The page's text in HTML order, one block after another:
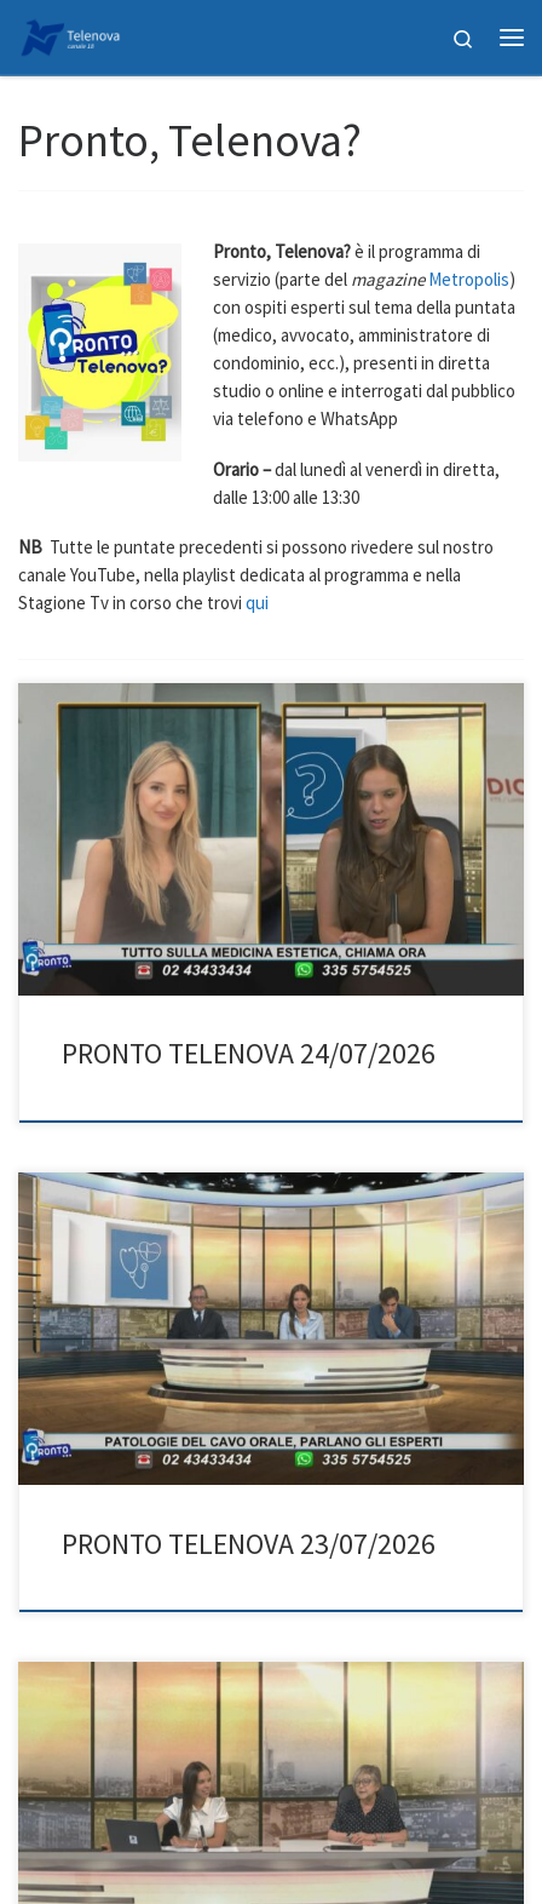
Passa al contenuto
Search
Pronto, Telenova?
Pronto, Telenova?è il programma di
servizio (parte del magazineMetropolis)
con ospiti esperti sul tema della puntata
(medico, avvocato, amministratore di
condominio, ecc.), presenti in diretta
studio o online e interrogati dal pubblico
via telefono e WhatsApp
Orario –dal lunedì al venerdì in diretta,
dalle 13:00 alle 13:30
NB Tutte le puntate precedenti si possono rivedere sul nostro
canale YouTube, nella playlist dedicata al programma e nella
Stagione Tv in corso che trovi qui
PRONTO TELENOVA 24/07/2026
PRONTO TELENOVA 23/07/2026